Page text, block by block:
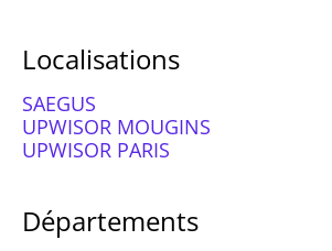
Localisations
SAEGUS
UPWISOR MOUGINS
UPWISOR PARIS
Départements